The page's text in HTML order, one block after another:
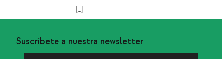
Suscríbete a nuestra newsletter